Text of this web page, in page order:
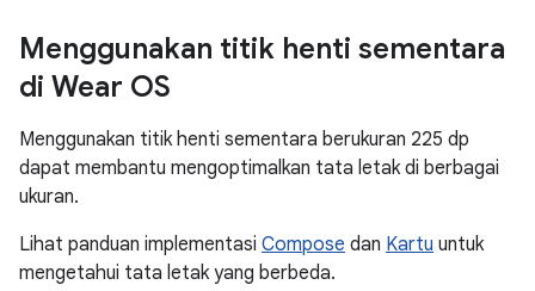
Menggunakan titik henti sementara
di Wear OS
Menggunakan titik henti sementara berukuran 225 dp
dapat membantu mengoptimalkan tata letak di berbagai
ukuran.
Lihat panduan implementasi Compose dan Kartu untuk
mengetahui tata letak yang berbeda.